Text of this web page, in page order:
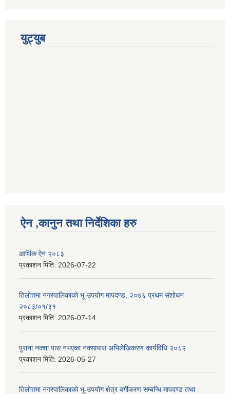
युट्युब
ऐन ,कानुन तथा निर्देशिका हरु
आर्थिक ऐन २०८३
प्रकाशन मिति: 2026-07-22
तिलोत्तमा नगरपालिकाको भू-उपयोग मापदण्ड, २०७६ प्रथम संशोधन
२०८३/०१/३१
प्रकाशन मिति: 2026-07-14
पुराना नक्शा पास नभएका नक्सापास अभिलेखिकरण कार्यविधि २०८२
प्रकाशन मिति: 2026-05-27
तिलोत्तमा नगरपालिकाको भू-उपयोग क्षेत्र वर्गीकरण सम्बन्धि मापदण्ड तथा